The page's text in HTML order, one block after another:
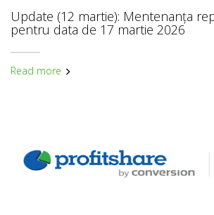
Update (12 martie): Mentenanța
pentru data de 17 martie 2026
Read more